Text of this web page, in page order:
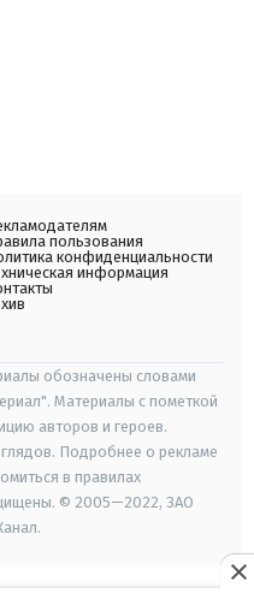
пользования
конфиденциальности
информация
обозначены словами
Материалы с пометкой
авторов и героев.
Подробнее о рекламе
в правилах
© 2005—2022, ЗАО